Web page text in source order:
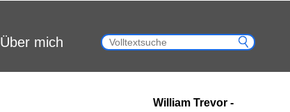
Über mich
William Trevor -